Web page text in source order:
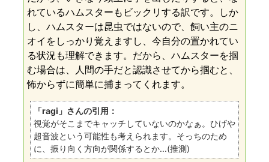
れているハムスターもビックリする訳です。しか
し、ハムスターは昆虫ではないので、飼い主のニ
オイをしっかり覚えますし、今自分の置かれてい
る状況も理解できます。だから、ハムスターを掴
む場合は、人間の手だと認識させてから掴むと、
怖からずに簡単に捕まってくれます。
「ragi」さんの引用：
視覚がそこまでキャッチしていないのかなぁ。ひげや
超音波という可能性も考えられます。そっちのため
に、振り向く方向が関係するとか...(推測)